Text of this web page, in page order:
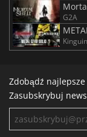
G2A
Kinguin
Zdobądź
Zasubskrybuj